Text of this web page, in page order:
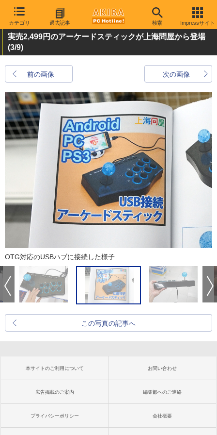
カテゴリ 過去記事 検索 Impressサイト
実売2,499円のアーケードスティックが上海問屋から登場
(3/9)
前の画像 次の画像
OTG対応のUSBハブに接続した様子
この写真の記事へ
本サイトのご利用について お問い合わせ
広告掲載のご案内 編集部へのご連絡
プライバシーポリシー 会社概要